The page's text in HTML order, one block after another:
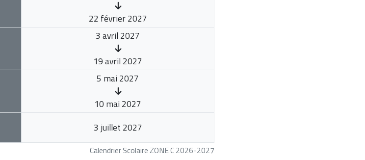
Calendrier Scolaire ZONE C 2026-2027
22 février 2027
3 avril 2027
19 avril 2027
5 mai 2027
10 mai 2027
3 juillet 2027